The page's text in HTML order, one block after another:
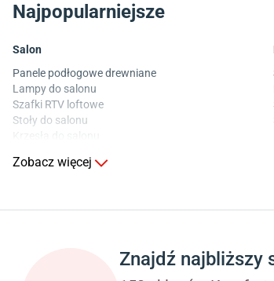
Najpopularniejsze
Salon
Panele podłogowe drewniane
Lampy do salonu
Szafki RTV loftowe
Stoły do salonu
Wykładzina do sypialni
Zobacz więcej
Znajdź najbliższy